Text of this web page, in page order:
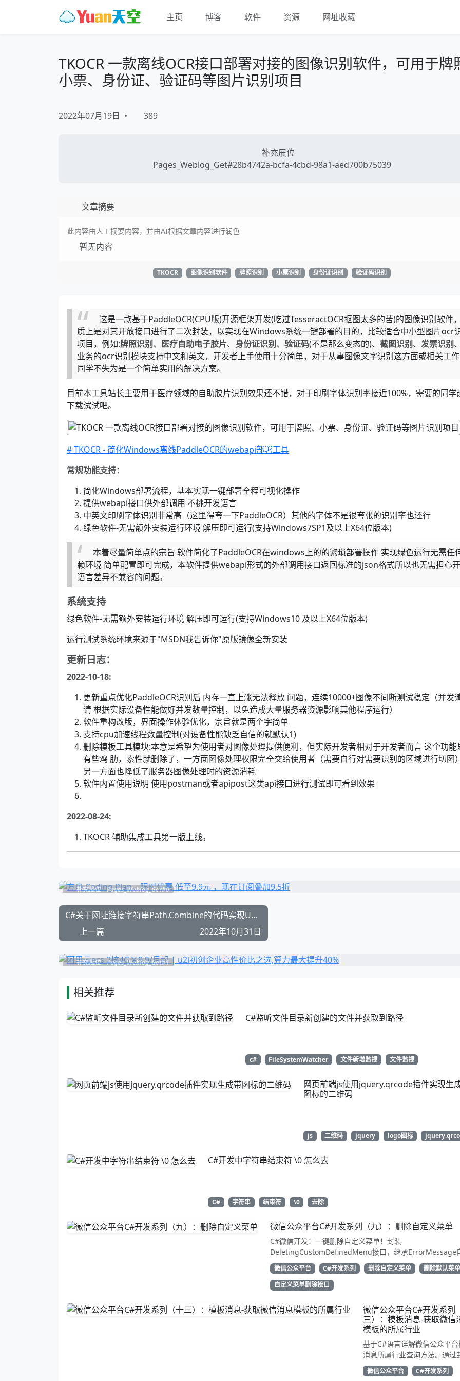
主页 博客 软件 资源 网址收藏
TKOCR 一款离线OCR接口部署对接的图像识别软件，可用于牌
小票、身份证、验证码等图片识别项目
2022年07月19日 • 389
补充展位
Pages_Weblog_Get#28b4742a-bcfa-4cbd-98a1-aed700b75039
文章摘要
此内容由人工摘要内容，并由AI根据文章内容进行润色
暂无内容
TKOCR 图像识别软件 牌照识别 小票识别 身份证识别 验证码识别
这是一款基于PaddleOCR(CPU版)开源框架开发(吃过TesseractOCR抠图太多的苦)的图像识别软件
质上是对其开放接口进行了二次封装，以实现在Windows系统一键部署的目的，比较适合中小型图片ocr
项目，例如:牌照识别、 医疗自助电子胶片、 身份证识别、 验证码(不是那么变态的)、 截图识别、 发票识别
业务的ocr识别模块支持中文和英文，开发者上手使用十分简单，对于从事图像文字识别这方面或相关工
同学不失为是一个简单实用的解决方案。
目前本工具站长主要用于医疗领域的自助胶片识别效果还不错，对于印刷字体识别率接近100%，需要的同学
下载试试吧。
# TKOCR - 简化Windows离线PaddleOCR的webapi部署工具
常规功能支持：
简化Windows部署流程，基本实现一键部署全程可视化操作
提供webapi接口供外部调用 不挑开发语言
中英文印刷字体识别非常高（这里得夸一下PaddleOCR）其他的字体不是很夸张的识别率也还行
绿色软件-无需额外安装运行环境 解压即可运行(支持Windows7SP1及以上X64位版本)
本着尽量简单点的宗旨 软件简化了PaddleOCR在windows上的的繁琐部署操作 实现绿色运行无需任
赖环境 简单配置即可完成，本软件提供webapi形式的外部调用接口返回标准的json格式所以也无需担心
语言差异不兼容的问题。
系统支持
绿色软件-无需额外安装运行环境 解压即可运行(支持Windows10 及以上X64位版本)
运行测试系统环境来源于"MSDN我告诉你"原版镜像全新安装
更新日志：
2022-10-18:
更新重点优化PaddleOCR识别后 内存一直上涨无法释放 问题，连续10000+图像不间断测试稳定（并发
请 根据实际设备性能做好并发数量控制，以免造成大量服务器资源影响其他程序运行）
软件重构改版，界面操作体验优化，宗旨就是两个字简单
支持cpu加速线程数量控制(对设备性能缺乏自信的就默认1)
删除模板工具模块:本意是希望为使用者对图像处理提供便利，但实际开发者相对于开发者而言 这个功能
有些鸡 肋，索性就删除了，一方面图像处理权限完全交给使用者（需要自行对需要识别的区域进行切图
另一方面也降低了服务器图像处理时的资源消耗
软件内置使用说明 使用postman或者apipost这类api接口进行测试即可看到效果
2022-08-24:
TKOCR 辅助集成工具第一版上线。
补充展位 Pages_Weblog_Get#0
C#关于网址链接字符串Path.Combine的代码实现URL.Combine
上一篇
2022年10月31日
补充展位 Pages_Weblog_Get#1
相关推荐
C#监听文件目录新创建的文件并获取到路径
c# FileSystemWatcher 文件新增监视 文件监视
网页前端js使用jquery.qrcode插件实现生
图标的二维码
js 二维码 jquery logo图标
C#开发中字符串结束符 \0 怎么去
C# 字符串 结束符 \0 去除
微信公众平台C#开发系列（九）：删除自定义菜单
C#微信开发：一键删除自定义菜单！封装
DeletingCustomDefinedMenu接口，继承ErrorMessage
解析结果。只需access_token即可调用API清除配置。代码简
用性强，告别繁琐XML处理，直接GetResponse获取状态。
动态管理公众号的开发者，建议收藏备用！
微信公众平台 C#开发系列 删除自定义菜单
删除默认菜单
自定义菜单删除接口
微信公众平台C#开发系列
三）：模板消息-获取微信
模板的所属行业
基于C#语言详解微信公众平台
消息所属行业查询方法。通过
TemplateGetIndustry类继承
WeiXinRequest，调用
微信公众平台 C#开发系列